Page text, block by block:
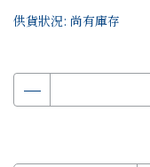
供貨狀況: 尚有庫存